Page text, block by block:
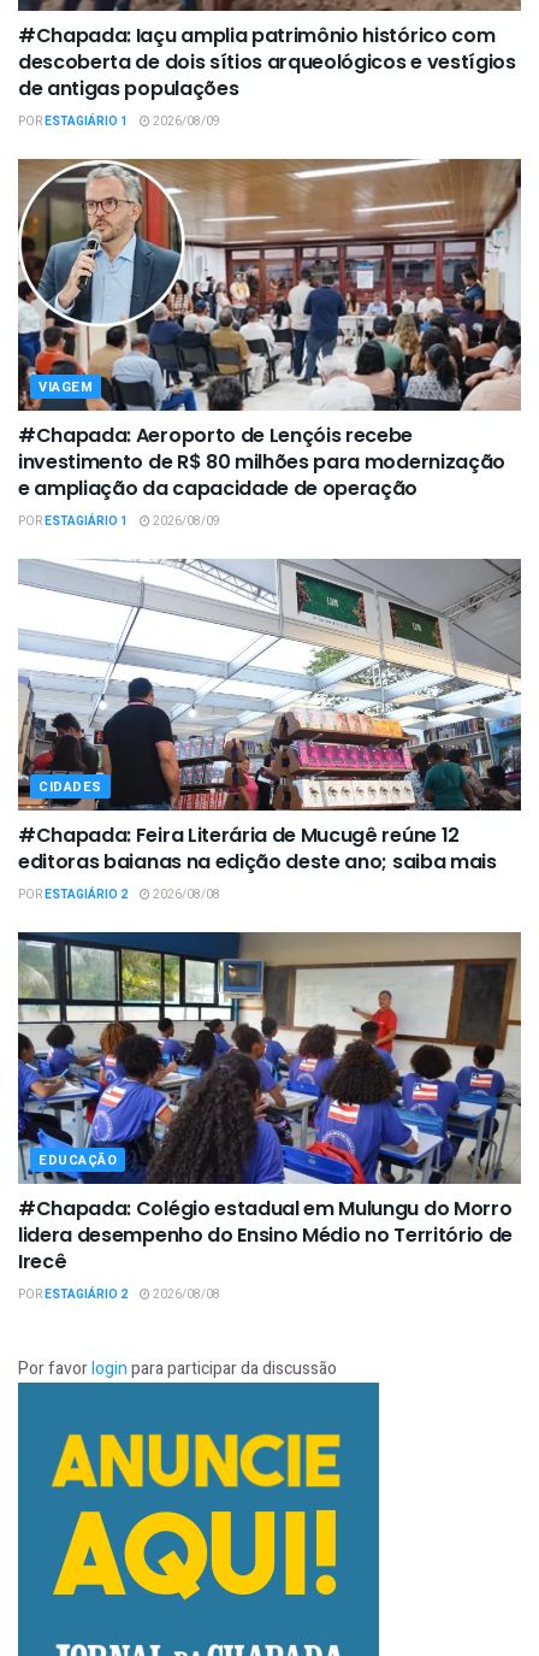
#Chapada: Iaçu amplia patrimônio histórico com
descoberta de dois sítios arqueológicos e vestígios
de antigas populações
PORESTAGIÁRIO 1 2026/08/09
VIAGEM
#Chapada: Aeroporto de Lençóis recebe
investimento de R$ 80 milhões para modernização
e ampliação da capacidade de operação
PORESTAGIÁRIO 1 2026/08/09
CIDADES
#Chapada: Feira Literária de Mucugê reúne 12
editoras baianas na edição deste ano; saiba mais
PORESTAGIÁRIO 2 2026/08/08
EDUCAÇÃO
#Chapada: Colégio estadual em Mulungu do Morro
lidera desempenho do Ensino Médio no Território de
Irecê
PORESTAGIÁRIO 2 2026/08/08
Por favorloginpara participar da discussão